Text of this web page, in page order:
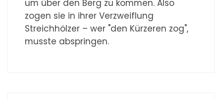
um über den Berg zu kommen. Also
zogen sie in ihrer Verzweiflung
Streichhölzer – wer "den Kürzeren zog",
musste abspringen.